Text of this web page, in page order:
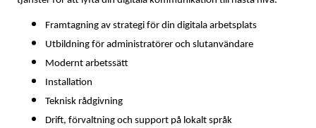
Framtagning av strategi för din digitala arbetsplats
Utbildning för administratörer och slutanvändare
Modernt arbetssätt
Installation
Teknisk rådgivning
Drift, förvaltning och support på lokalt språk